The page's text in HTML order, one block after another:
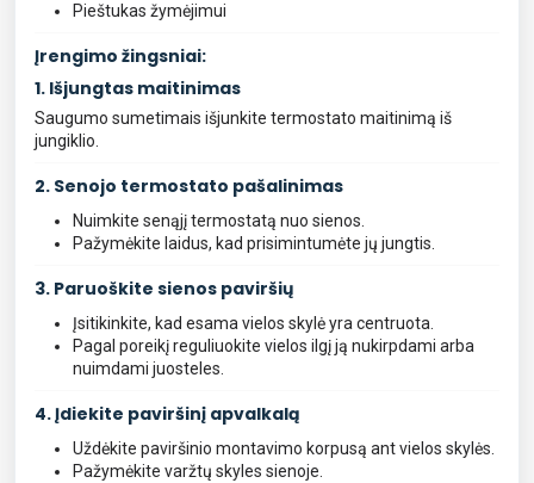
Pieštukas žymėjimui
Įrengimo žingsniai:
1. Išjungtas maitinimas
Saugumo sumetimais išjunkite termostato maitinimą iš
jungiklio.
2. Senojo termostato pašalinimas
Nuimkite senąjį termostatą nuo sienos.
Pažymėkite laidus, kad prisimintumėte jų jungtis.
3. Paruoškite sienos paviršių
Įsitikinkite, kad esama vielos skylė yra centruota.
Pagal poreikį reguliuokite vielos ilgį ją nukirpdami arba
nuimdami juosteles.
4. Įdiekite paviršinį apvalkalą
Uždėkite paviršinio montavimo korpusą ant vielos skylės.
Pažymėkite varžtų skyles sienoje.